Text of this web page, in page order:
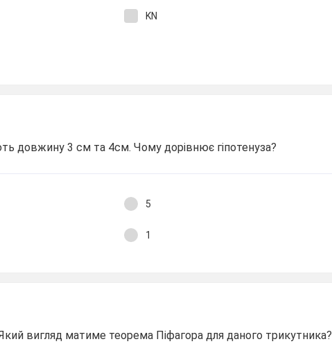
KN
довжину 3 см та 4см. Чому дорівнює гіпотенуза?
5
1
вигляд матиме теорема Піфагора для даного трикутника?